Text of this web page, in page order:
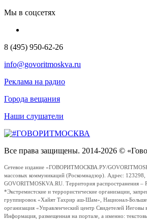
Мы в соцсетях
8 (495) 950-62-26
info@govoritmoskva.ru
Реклама на радио
Города вещания
Наши слушатели
Все права защищены. 2014-2026 ©
Сетевое издание «ГОВОРИТМОСКВА.РУ/
массовых коммуникаций (Роскомнадзор). Адрес:
GOVORITMOSKVA.RU. Территория распространения –
*Экстремистские и террористические организации,
группировок «Хайят Тахрир аш-Шам», Национал-
организация «Управленческий центр Свидетелей
Информация, размещенная на портале, а именно: